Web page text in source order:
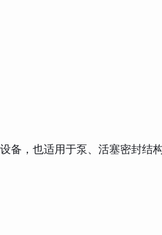
备，也适用于泵、活塞密封结